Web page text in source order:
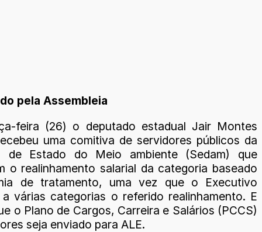
pela Assembleia
feira (26) o deputado estadual Jair Montes
uma comitiva de servidores públicos da
de Estado do Meio ambiente (Sedam) que
o realinhamento salarial da categoria baseado
de tratamento, uma vez que o Executivo
várias categorias o referido realinhamento. E
o Plano de Cargos, Carreira e Salários (PCCS)
seja enviado para ALE.